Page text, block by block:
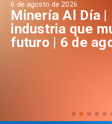
6 de agosto de 2026
Minería Al Día
industria que
futuro | 6 de